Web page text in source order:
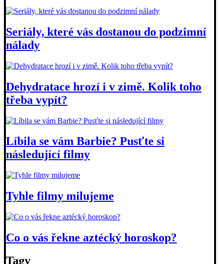
Seriály, které vás dostanou do podzimní
nálady
Dehydratace hrozí i v zimě. Kolik toho
třeba vypít?
Líbila se vám Barbie? Pusťte si
následující filmy
Tyhle filmy milujeme
Co o vás řekne aztécký horoskop?
Tagy